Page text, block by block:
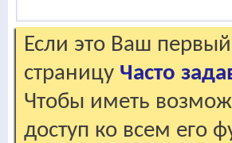
Если это Ваш
страницу Часто
Чтобы иметь
доступ ко всем его